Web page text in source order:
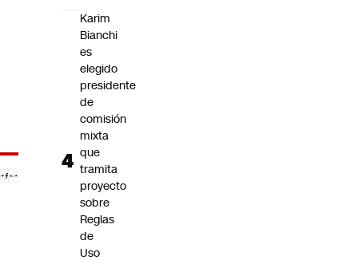
Karim
Bianchi
es
elegido
presidente
de
comisión
mixta
que
tramita
proyecto
sobre
Reglas
de
Uso